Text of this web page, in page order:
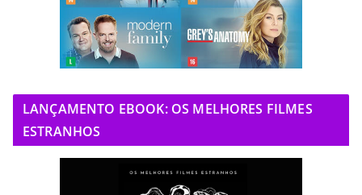
LANÇAMENTO EBOOK: OS MELHORES FILMES
ESTRANHOS